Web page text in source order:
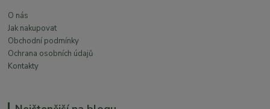
O nás
Jak nakupovat
Obchodní podmínky
Ochrana osobních údajů
Kontakty